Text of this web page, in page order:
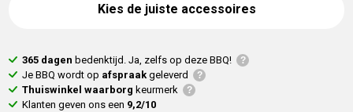
Kies de juiste accessoires
365 dagen bedenktijd. Ja, zelfs op deze BBQ!
Je BBQ wordt op afspraak geleverd
Thuiswinkel waarborg keurmerk
Klanten geven ons een 9,2/10